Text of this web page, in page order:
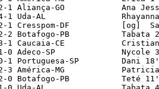
1 Aliança-GO            Ana
Uda-AL                Rhayanna
1 Cresspom-DF           [og]
2 Botafogo-PB           Tabata
1 Caucaia-CE
0 Adeco-SP              Nycole
Portuguesa-SP         Dani 18'
América-MG            Patricia
Botafogo-PB           Teté 11'